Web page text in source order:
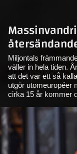
Miljontals
väller in hela tiden.
att det var ett så
utgör utomeuropéer
cirka 15 år kommer